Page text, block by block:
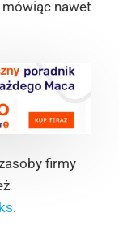
nawet
firmy
.